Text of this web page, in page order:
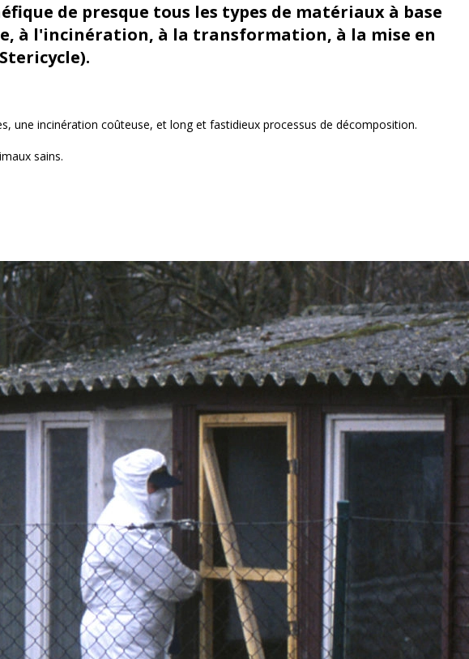
de presque tous les types de matériaux à base
à l'incinération, à la transformation, à la mise en
une incinération coûteuse, et long et fastidieux processus de décomposition.
sains.